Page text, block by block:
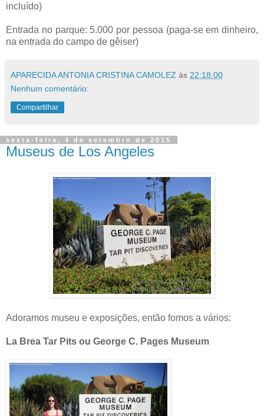
incluído)
Entrada no parque: 5.000 por pessoa (paga-se em dinheiro,
na entrada do campo de gêiser)
APARECIDA ANTONIA CRISTINA CAMOLEZ às 22:18:00
Nenhum comentário:
Compartilhar
sexta-feira, 4 de setembro de 2015
Museus de Los Angeles
Adoramos museu e exposições, então fomos a vários:
La Brea Tar Pits ou George C. Pages Museum